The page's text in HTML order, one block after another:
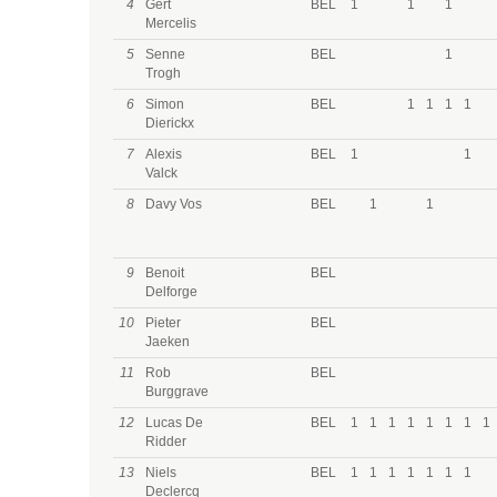
4
Gert
Mercelis
BEL 1 1 1
5
Senne
Trogh
BEL 1
6
Simon
Dierickx
BEL 1 1 1 1
7
Alexis
Valck
BEL 1 1
8 Davy Vos BEL 1 1
9
Benoit
Delforge
BEL
10
Pieter
Jaeken
BEL
11
Rob
Burggrave
BEL
12
Lucas De
Ridder
BEL 1 1 1 1 1 1 1 1
13
Niels
Declercq
BEL 1 1 1 1 1 1 1